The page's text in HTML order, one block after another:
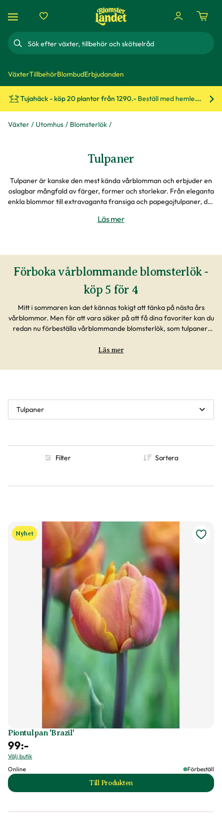
Sök
VäxterTillbehörBlombudErbjudanden
Tujahäck - köp 20 plantor från 1290.- Beställ med hemleverans!
Växter Utomhus Blomsterlök
Tulpaner
Tulpaner är kanske den mest kända vårblomman och erbjuder en
oslagbar mångfald av färger, former och storlekar. Från eleganta
enkla blommor till extravaganta fransiga och papegojtulpaner, det
Läs mer
Förboka vårblommande blomsterlök -
köp 5 för 4
Mitt i sommaren kan det kännas tokigt att tänka på nästa års
vårblommor. Men för att vara säker på att få dina favoriter kan du
redan nu förbeställa vårblommande blomsterlök, som tulpaner,
billigaste. Beställ online nu och få dem levererade från vecka 34-
Läs mer
Tulpaner
Filter Sortera
Nyhet
Piontulpan 'Brazil'
99:-
Välj butik
Online
Förbeställ
Till Produkten
till Piontulpan 'Brazil' produktsida